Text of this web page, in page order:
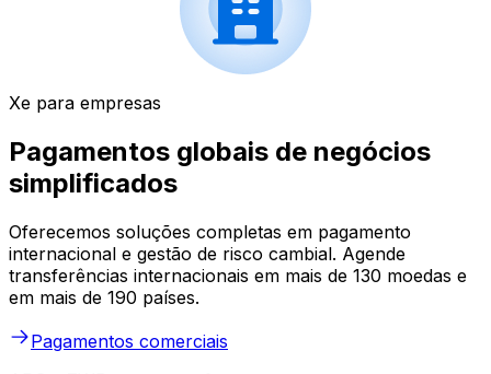
Xe para empresas
Pagamentos globais de negócios
simplificados
Oferecemos soluções completas em pagamento
internacional e gestão de risco cambial. Agende
transferências internacionais em mais de 130 moedas e
em mais de 190 países.
Pagamentos comerciais